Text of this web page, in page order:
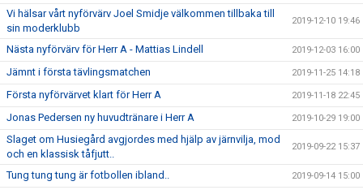
Vi hälsar vårt nyförvärv Joel Smidje välkommen tillbaka till
sin moderklubb
2019-12-10 19:46
Nästa nyförvärv för Herr A - Mattias Lindell 2019-12-03 16:00
Jämnt i första tävlingsmatchen 2019-11-25 14:18
Första nyförvärvet klart för Herr A 2019-11-18 22:45
Jonas Pedersen ny huvudtränare i Herr A 2019-10-29 19:00
Slaget om Husiegård avgjordes med hjälp av järnvilja, mod
och en klassisk tåfjutt..
2019-09-22 15:37
Tung tung tung är fotbollen ibland.. 2019-09-14 15:00